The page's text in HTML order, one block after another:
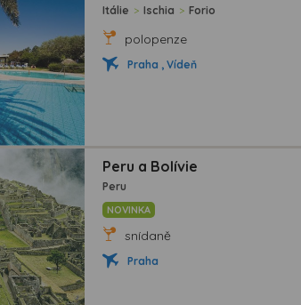
Itálie > Ischia > Forio
polopenze
Praha , Vídeň
Peru a Bolívie
Peru
NOVINKA
snídaně
Praha